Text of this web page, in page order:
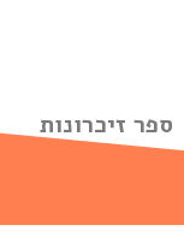
ספר זיכרונות